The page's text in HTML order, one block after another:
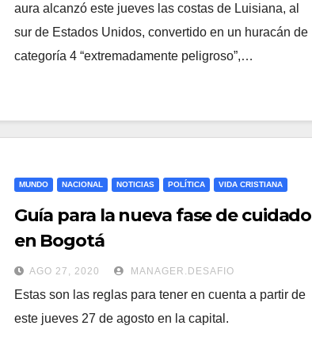
aura alcanzó este jueves las costas de Luisiana, al
sur de Estados Unidos, convertido en un huracán de
categoría 4 “extremadamente peligroso”,…
MUNDO NACIONAL NOTICIAS POLÍTICA VIDA CRISTIANA
Guía para la nueva fase de cuidado
en Bogotá
AGO 27, 2020 MANAGER.DESAFIO
Estas son las reglas para tener en cuenta a partir de
este jueves 27 de agosto en la capital.